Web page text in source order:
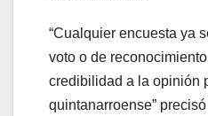
“Cualquier encuesta ya
voto o de
credibilidad a la opinión
quintanarroense”